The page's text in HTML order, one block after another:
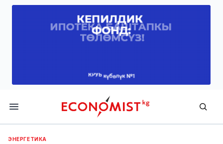
Economist.kg
ЭНЕРГЕТИКА